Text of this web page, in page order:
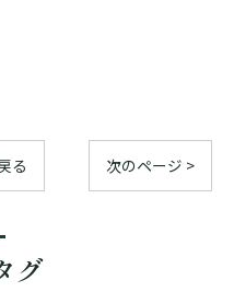
る 次のページ >
グ